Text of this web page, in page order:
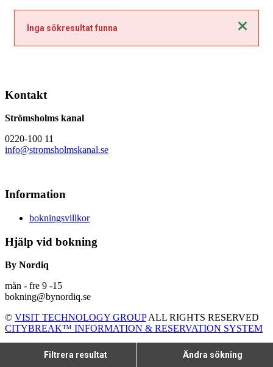
Stäng
Inga sökresultat funna
Filtrera resultat Ändra sökning
Kontakt
Strömsholms kanal
0220-100 11
info@stromsholmskanal.se
Information
bokningsvillkor
Hjälp vid bokning
By Nordiq
mån - fre 9 -15
bokning@bynordiq.se
© VISIT TECHNOLOGY GROUPALL RIGHTS RESERVED
CITYBREAK™ INFORMATION & RESERVATION SYSTEM